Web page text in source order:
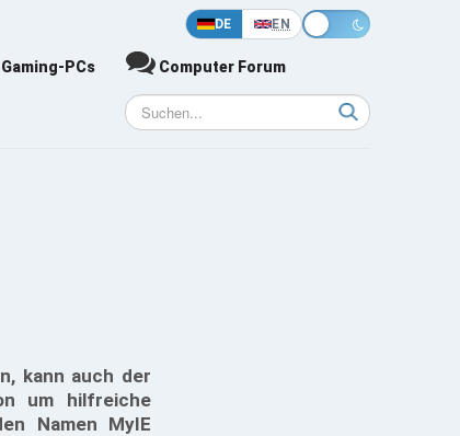
DE EN
Gaming-PCs Computer Forum
kann auch der
um hilfreiche
Namen MyIE